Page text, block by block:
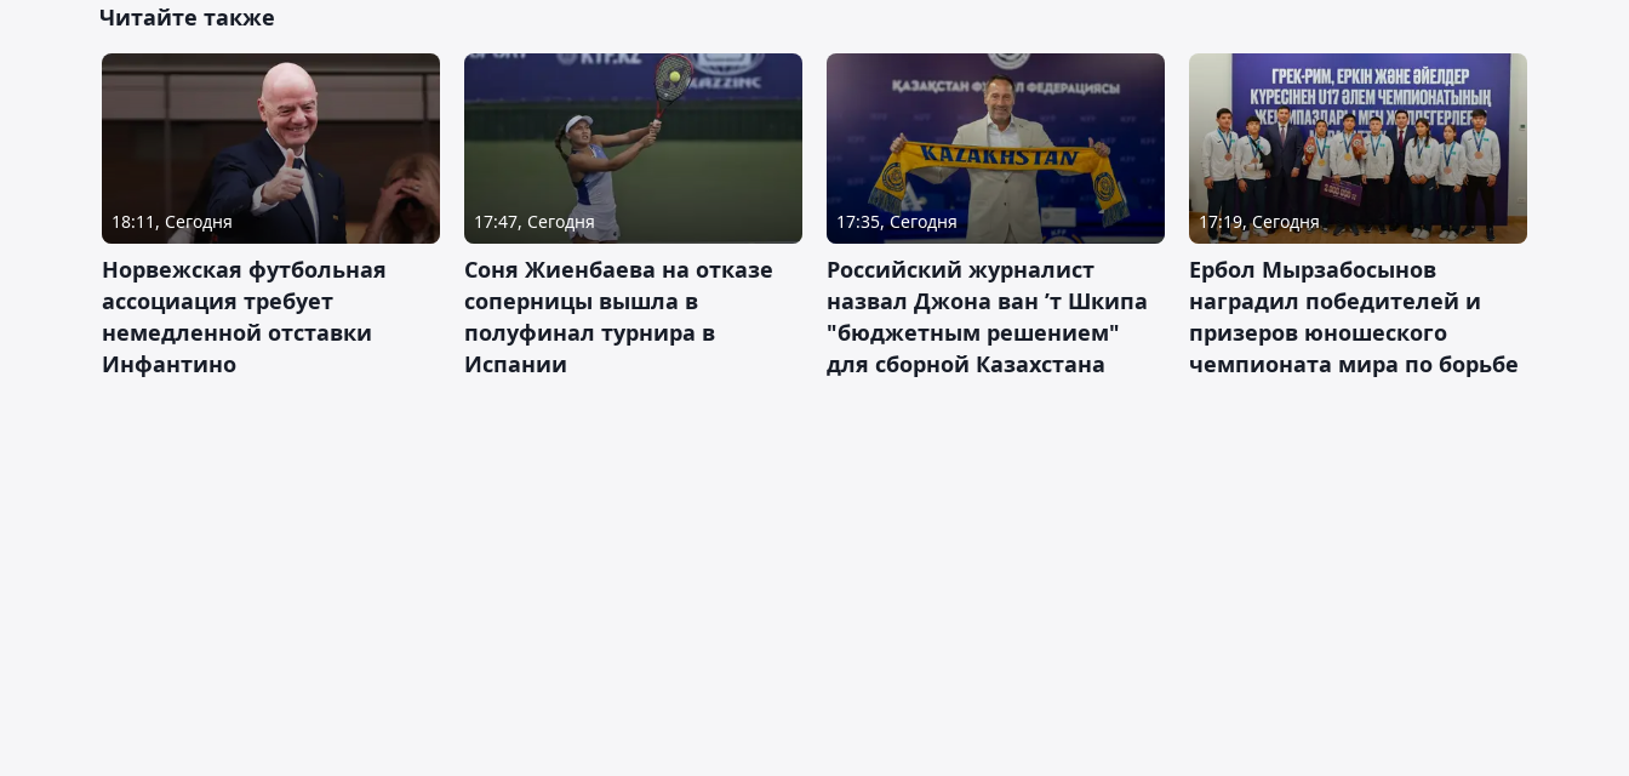
Читайте также
18:11, Сегодня
Норвежская футбольная
ассоциация требует
немедленной отставки
Инфантино
17:47, Сегодня
Соня Жиенбаева на отказе
соперницы вышла в
полуфинал турнира в
Испании
17:35, Сегодня
Российский журналист
назвал Джона ван ’т Шкипа
"бюджетным решением"
для сборной Казахстана
17:19, Сегодня
Ербол Мырзабосынов
наградил победителей и
призеров юношеского
чемпионата мира по борьбе